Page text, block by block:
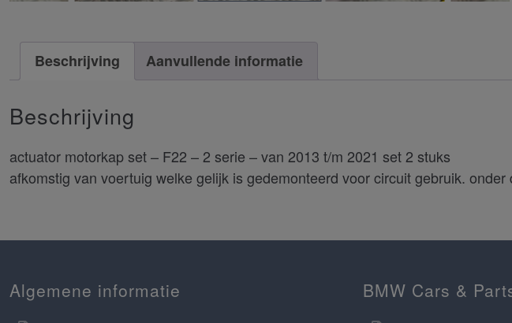
Beschrijving Aanvullende informatie
Beschrijving
actuator motorkap set – F22 – 2 serie – van 2013 t/m 2021 set 2 stuks
afkomstig van voertuig welke gelijk is gedemonteerd voor circuit gebruik.
Algemene informatie BMW Cars &